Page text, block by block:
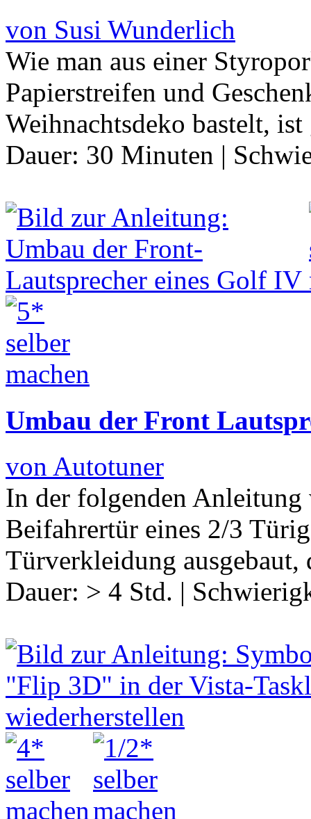
von Susi Wunderlich
Wie man aus einer
Papierstreifen und
Weihnachtsdeko bastelt,
Dauer: 30 Minuten |
Umbau der Front
von Autotuner
In der folgenden
Beifahrertür eines 2/3
Türverkleidung ausgebaut,
Dauer: > 4 Std. |